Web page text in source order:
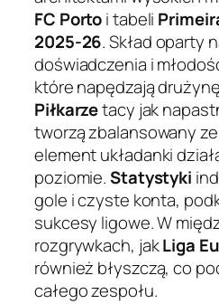
FC Portoi tabeli
2025-26. Skład oparty
doświadczenia i
które napędzają
Piłkarzetacy jak
tworzą zbalansowany
element układanki
poziomie.Statystyki
gole i czyste konta,
sukcesy ligowe. W
rozgrywkach, jakLiga
również błyszczą, co
całego zespołu.